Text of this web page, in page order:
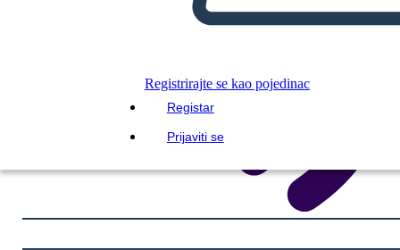
Registrirajte se kao pojedinac
Registar
Prijaviti se